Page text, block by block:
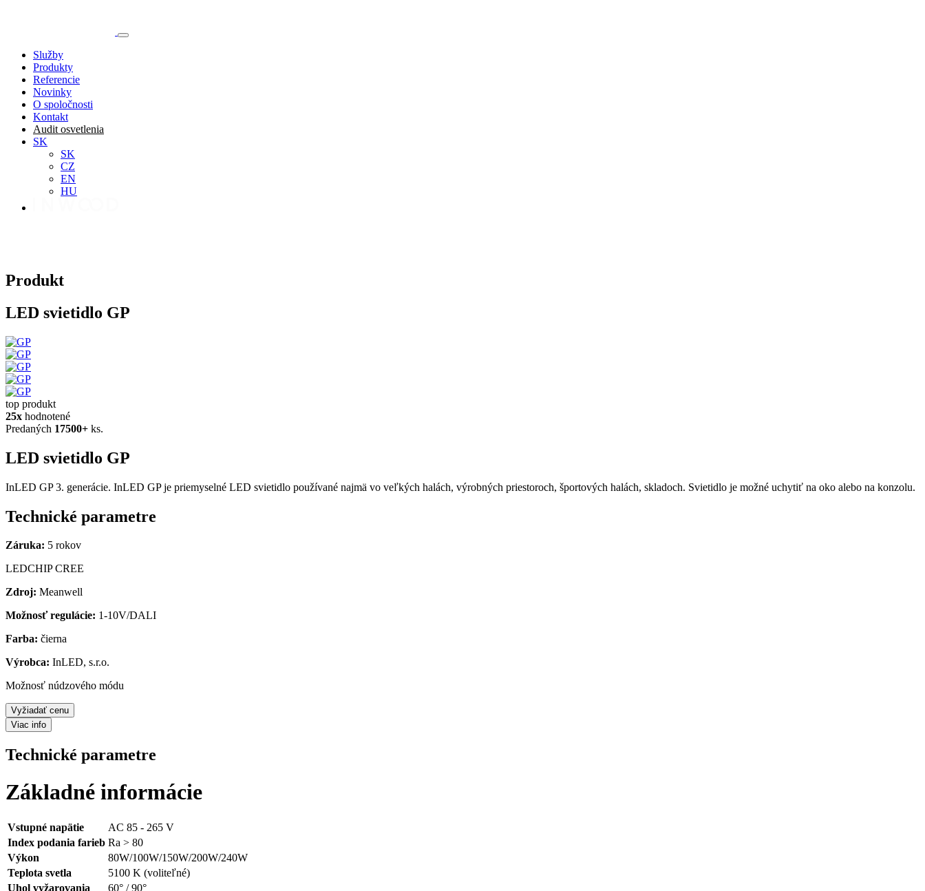
Služby
Produkty
Referencie
Novinky
O spoločnosti
Kontakt
Audit osvetlenia
SK
SK
CZ
EN
HU
Produkt
LED svietidlo GP
top produkt
25x hodnotené
Predaných 17500+ ks.
LED svietidlo GP
InLED GP 3. generácie. InLED GP je priemyselné LED svietidlo používané najmä vo veľkých halách, výrobných priestoroch, športových halách, skladoch. Svietidlo je možné uchytiť na oko alebo na konzolu.
Technické parametre
Záruka: 5 rokov
LEDCHIP CREE
Zdroj: Meanwell
Možnosť regulácie: 1-10V/DALI
Farba: čierna
Výrobca: InLED, s.r.o.
Možnosť núdzového módu
Vyžiadať cenu
Viac info
Technické parametre
Základné informácie
Vstupné napätie
AC 85 - 265 V
Index podania farieb Ra > 80
Výkon
80W/100W/150W/200W/240W
Teplota svetla
5100 K (voliteľné)
Uhol vyžarovania
60° / 90°